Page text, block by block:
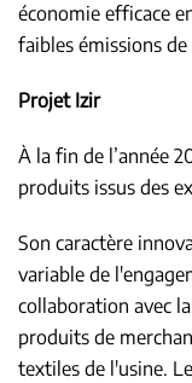
économie efficace
faibles émissions de
Projet Izir
À la fin de l’année
produits issus des
Son caractère
variable de
collaboration avec
produits de
textiles de l'usine.